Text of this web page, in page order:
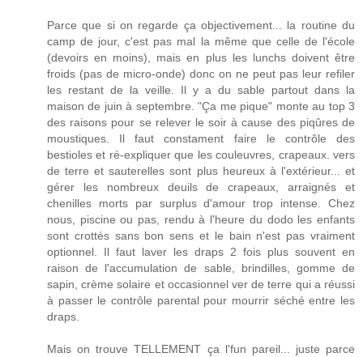
Parce que si on regarde ça objectivement... la routine du
camp de jour, c'est pas mal la même que celle de l'école
(devoirs en moins), mais en plus les lunchs doivent être
froids (pas de micro-onde) donc on ne peut pas leur refiler
les restant de la veille. Il y a du sable partout dans la
maison de juin à septembre. "Ça me pique" monte au top 3
des raisons pour se relever le soir à cause des piqûres de
moustiques. Il faut constament faire le contrôle des
bestioles et ré-expliquer que les couleuvres, crapeaux. vers
de terre et sauterelles sont plus heureux à l'extérieur... et
gérer les nombreux deuils de crapeaux, arraignés et
chenilles morts par surplus d'amour trop intense. Chez
nous, piscine ou pas, rendu à l'heure du dodo les enfants
sont crottés sans bon sens et le bain n'est pas vraiment
optionnel. Il faut laver les draps 2 fois plus souvent en
raison de l'accumulation de sable, brindilles, gomme de
sapin, crème solaire et occasionnel ver de terre qui a réussi
à passer le contrôle parental pour mourrir séché entre les
draps.
Mais on trouve TELLEMENT ça l'fun pareil... juste parce